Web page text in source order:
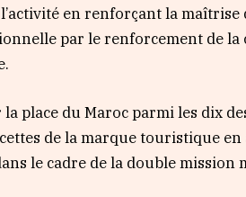
en renforçant la maîtrise
par le renforcement de la
place du Maroc parmi les dix
de la marque touristique
le cadre de la double mission